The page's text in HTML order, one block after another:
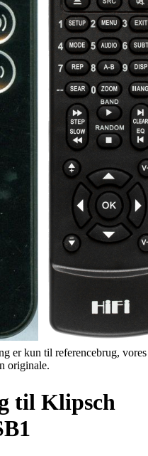
er kun til referencebrug, vores
originale.
til Klipsch